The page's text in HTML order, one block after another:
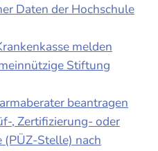
Daten der Hochschule
melden
Stiftung
beantragen
, Zertifizierung- oder
Stelle) nach